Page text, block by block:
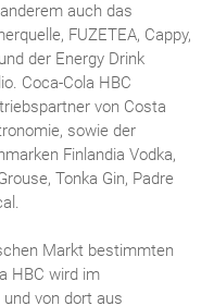
auch das
FUZETEA, Cappy,
der Energy Drink
Coca-Cola HBC
von Costa
sowie der
Finlandia Vodka,
Tonka Gin, Padre
Markt bestimmten
HBC wird im
von dort aus